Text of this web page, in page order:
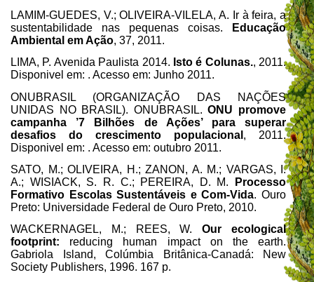
LAMIM-GUEDES, V.; OLIVEIRA-VILELA, A. Ir à feira, a
sustentabilidade nas pequenas coisas.
Educação
Ambiental em Ação, 37, 2011.
LIMA, P. Avenida Paulista 2014. Isto é Colunas., 2011.
Disponivel em: . Acesso em: Junho 2011.
ONUBRASIL (ORGANIZAÇÃO DAS NAÇÕES
UNIDAS NO BRASIL). ONUBRASIL.ONU promove
campanha ’7 Bilhões de Ações’ para superar
desafios do crescimento populacional , 2011.
Disponivel em: . Acesso em: outubro 2011.
SATO, M.; OLIVEIRA, H.; ZANON, A. M.; VARGAS, I.
A.; WISIACK, S. R. C.; PEREIRA, D. M.
Processo
Formativo Escolas Sustentáveis e Com-Vida.Ouro
Preto: Universidade Federal de Ouro Preto, 2010.
WACKERNAGEL, M.; REES, W.
Our ecological
footprint: reducing human impact on the earth.
Gabriola
Island, Colúmbia Britânica-Canadá: New
Society Publishers, 1996. 167 p.